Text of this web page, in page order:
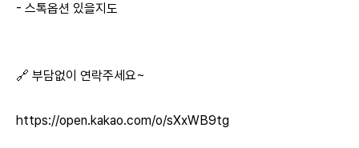
- 스톡옵션 있을지도
🔗 부담없이 연락주세요~
https://open.kakao.com/o/sXxWB9tg